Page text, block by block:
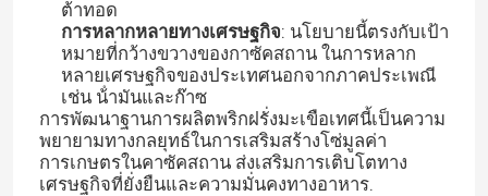
ต้าทอด
การหลากหลายทางเศรษฐกิจ: นโยบายนี้ตรงกับเป้า
หมายที่กว้างขวางของกาซัคสถาน ในการหลาก
หลายเศรษฐกิจของประเทศนอกจากภาคประเพณี
เช่น น้ํามันและก๊าซ
การพัฒนาฐานการผลิตพริกฝรั่งมะเขือเทศนี้เป็นความ
พยายามทางกลยุทธ์ในการเสริมสร้างโซ่มูลค่า
การเกษตรในคาซัคสถาน ส่งเสริมการเติบโตทาง
เศรษฐกิจที่ยั่งยืนและความมั่นคงทางอาหาร.